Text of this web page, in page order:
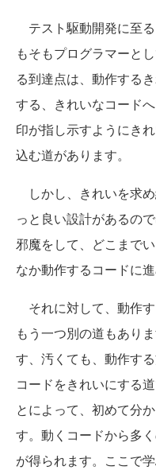
テスト駆動開発に至
もそもプログラマーと
る到達点は、動作する
する、きれいなコード
印が指し示すようにき
込む道があります。
しかし、きれいを求
っと良い設計があるの
邪魔をして、どこまで
なか動作するコードに
それに対して、動作
もう一つ別の道もあり
す、汚くても、動作す
コードをきれいにする
とによって、初めて分
す。動くコードから多
が得られます。ここで